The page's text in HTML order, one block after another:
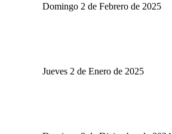
Domingo 2 de Febrero de 2025
Jueves 2 de Enero de 2025